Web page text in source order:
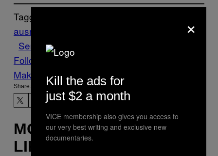
Tagged:
ausraster
Schweiz
Servicewüste
Follow Us On Discover
Make Us Preferred In Top Stories
Share:
MORE
LIKE THIS
×
Kill the ads for
just $2 a month
VICE membership also gives you access to
our very best writing and exclusive new
documentaries.